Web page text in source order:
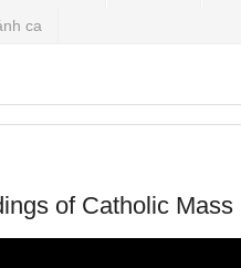
ca
of Catholic